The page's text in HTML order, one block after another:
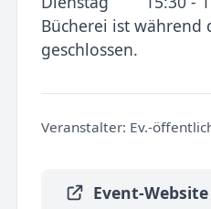
Bücherei ist während
geschlossen.
Veranstalter: Ev.-
Event-Website